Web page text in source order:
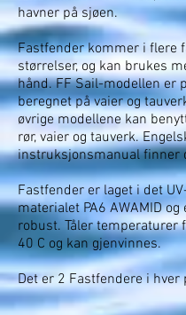
havner på sjøen.
Fastfender kommer i flere
størrelser, og kan brukes
hånd. FF Sail-modellen er
beregnet på vaier og
øvrige modellene kan
rør, vaier og tauverk.
instruksjonsmanual finner
Fastfender er laget i det
materialet PA6 AWAMID
robust. Tåler temperaturer
40 C og kan gjenvinnes.
Det er 2 Fastfendere i hver